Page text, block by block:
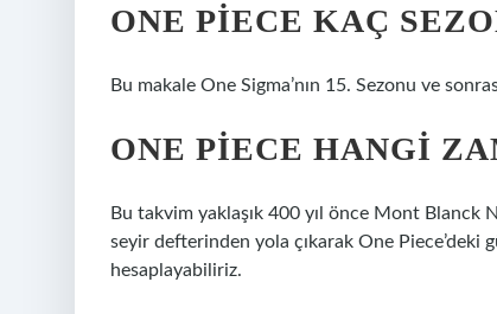
ONE PIECE KAÇ
Bu makale One Sigma’nın 15. Sezonu ve
ONE PIECE HANGI
Bu takvim yaklaşık 400 yıl önce Mont Blanck
seyir defterinden yola çıkarak One Piece’deki
hesaplayabiliriz.